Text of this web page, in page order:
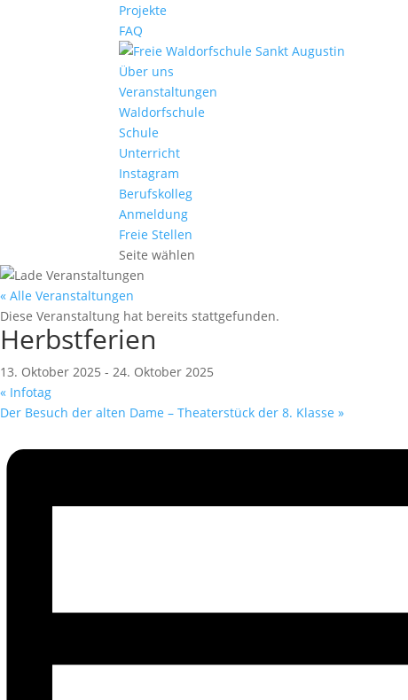
Projekte
FAQ
Über uns
Veranstaltungen
Waldorfschule
Schule
Unterricht
Instagram
Berufskolleg
Anmeldung
Freie Stellen
Seite wählen
« Alle Veranstaltungen
Diese Veranstaltung hat bereits stattgefunden.
Herbstferien
13. Oktober 2025 - 24. Oktober 2025
« Infotag
Der Besuch der alten Dame – Theaterstück der 8. Klasse »